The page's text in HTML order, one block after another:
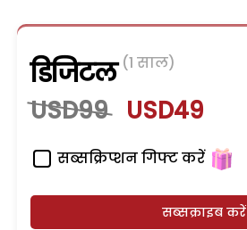
डिजिटल (1 साल)
USD99 USD49
सब्सक्रिप्शन गिफ्ट करें
सब्सक्राइब करें